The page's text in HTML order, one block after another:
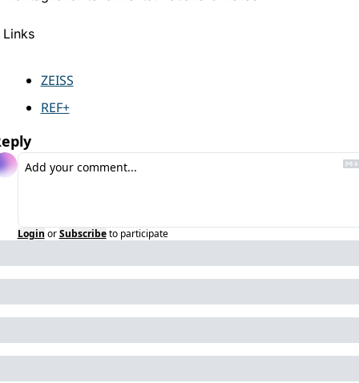
Links
ZEISS
REF+
Login or Subscribe to participate